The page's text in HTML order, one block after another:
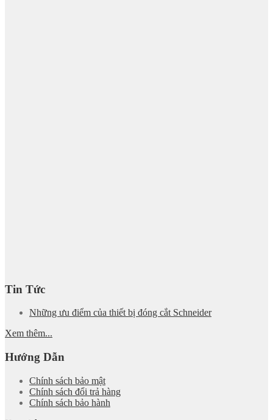
Tin Tức
Những ưu điểm của thiết bị đóng cắt Schneider
Xem thêm...
Hướng Dẫn
Chính sách bảo mật
Chính sách đổi trả hàng
Chính sách bảo hành